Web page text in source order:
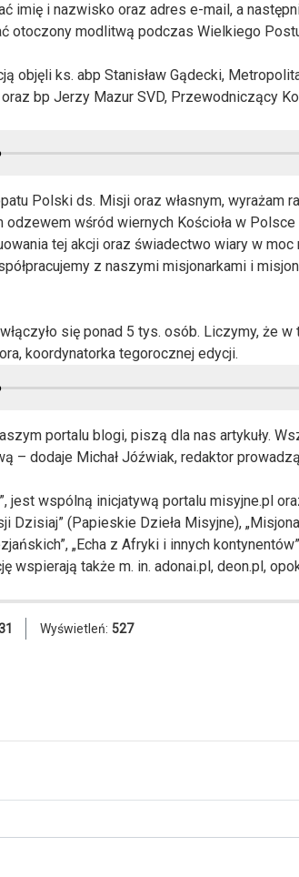
imię i nazwisko oraz adres e-mail, a
otoczony modlitwą podczas Wielkiego
objęli ks. abp Stanisław Gądecki,
bp Jerzy Mazur SVD, Przewodniczący
Polski ds. Misji oraz własnym, wyrażam
wśród wiernych Kościoła w
tej akcji oraz świadectwo wiary w
z naszymi misjonarkami i
się ponad 5 tys. osób. Liczymy, że
koordynatorka tegorocznej edycji.
portalu blogi, piszą dla nas artykuły.
– dodaje Michał Jóźwiak, redaktor
jest wspólną inicjatywą portalu misyjne.pl
Dzisiaj” (Papieskie Dzieła Misyjne),
„Echa z Afryki i innych
wspierają także m. in. adonai.pl, deon.pl,
Wyświetleń: 527